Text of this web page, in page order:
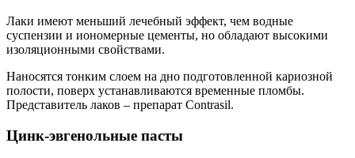
Лаки имеют меньший лечебный эффект, чем водные
суспензии и иономерные цементы, но обладают высокими
изоляционными свойствами.
Наносятся тонким слоем на дно подготовленной кариозной
полости, поверх устанавливаются временные пломбы.
Представитель лаков – препарат Contrasil.
Цинк-эвгенольные пасты